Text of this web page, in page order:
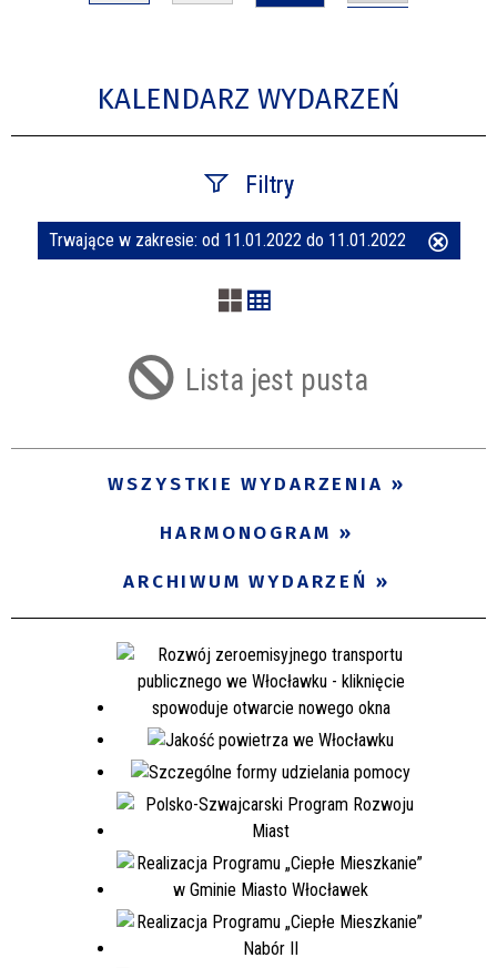
KALENDARZ WYDARZEŃ
Filtry
Szukana fraza
Trwające w zakresie: od 11.01.2022 do 11.01.2022
Lista jest pusta
WSZYSTKIE WYDARZENIA
HARMONOGRAM
ARCHIWUM WYDARZEŃ